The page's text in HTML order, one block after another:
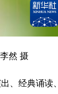
然 摄
、经典诵读